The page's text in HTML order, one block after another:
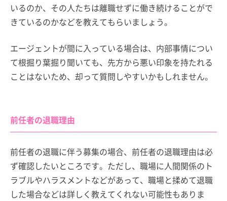
いるのか、その人たちは離職せずに働き続けることがで
きているのかなどを教えてもらいましょう。
エージェントが間に入っている場合は、内部事情につい
て根掘り葉掘り聞いても、先方から悪い印象を持たれる
ことはないため、却って質問しやすいかもしれません。
前任者の退職理由
前任者の退職に伴う募集の場合、前任者の退職理由は必
ず確認したいところです。ただし、職場に人間関係のト
ラブルやハラスメントなどがあって、職場と揉めて退職
した場合などは詳しく教えてくれない可能性もありま